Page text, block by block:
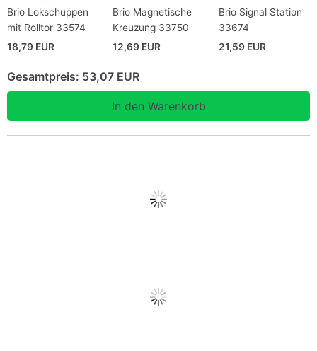
Brio Lokschuppen
mit Rolltor 33574
18,79 EUR
Brio Magnetische
Kreuzung 33750
12,69 EUR
Brio Signal Station
33674
21,59 EUR
Gesamtpreis: 53,07 EUR